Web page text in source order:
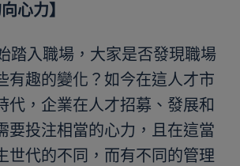
心力】
踏入職場，大家是否發現職場
有趣的變化？如今在這人才市
代，企業在人才招募、發展和
要投注相當的心力，且在這當
世代的不同，而有不同的管理